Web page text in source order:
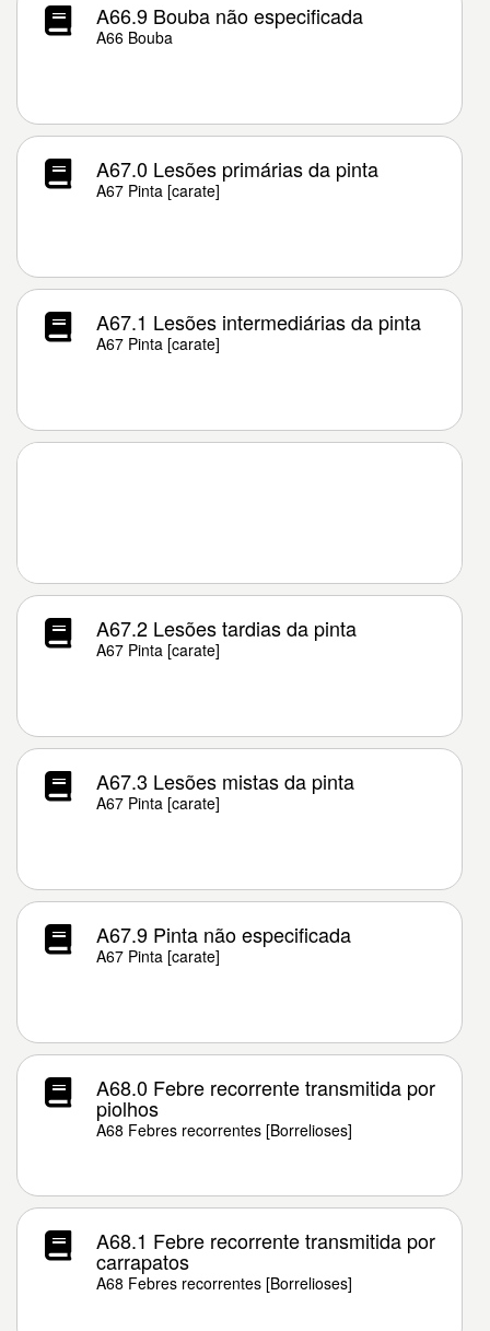
A66.9 Bouba não especificada
A66 Bouba
A67.0 Lesões primárias da pinta
A67 Pinta [carate]
A67.1 Lesões intermediárias da pinta
A67 Pinta [carate]
A67.2 Lesões tardias da pinta
A67 Pinta [carate]
A67.3 Lesões mistas da pinta
A67 Pinta [carate]
A67.9 Pinta não especificada
A67 Pinta [carate]
A68.0 Febre recorrente transmitida por
piolhos
A68 Febres recorrentes [Borrelioses]
A68.1 Febre recorrente transmitida por
carrapatos
A68 Febres recorrentes [Borrelioses]